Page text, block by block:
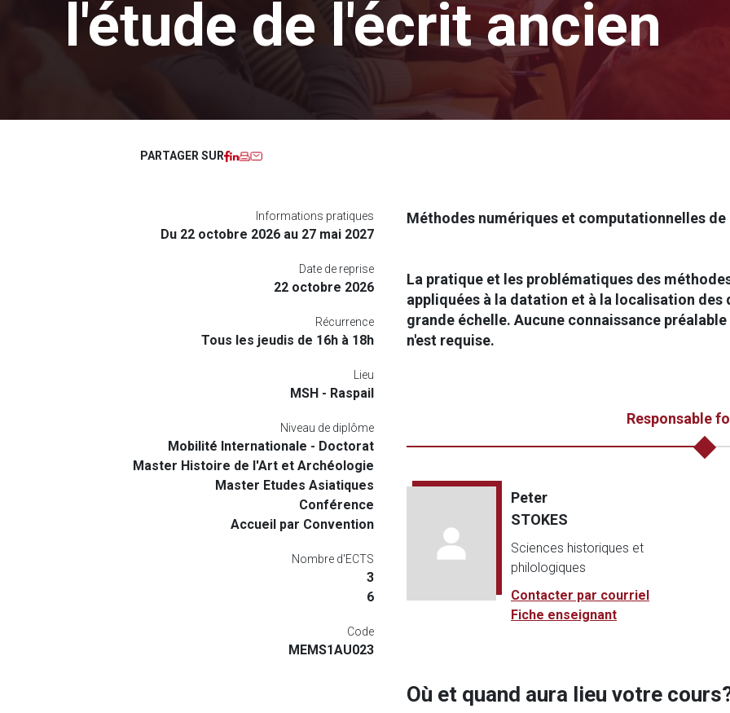
l'étude de l'écrit ancien
PARTAGER SUR Facebook
LinkedIn
Imprimer
Informations pratiques
Du 22 octobre 2026 au 27 mai 2027
Date de reprise
22 octobre 2026
Récurrence
Tous les jeudis de 16h à 18h
Lieu
MSH - Raspail
Niveau de diplôme
Mobilité Internationale - Doctorat
Master Histoire de l'Art et Archéologie
Master Etudes Asiatiques
Conférence
Accueil par Convention
Nombre d'ECTS
3
6
Code
MEMS1AU023
Méthodes numériques et computationnelles
La pratique et les problématiques des
appliquées à la datation et à la localisation
grande échelle. Aucune connaissance
n'est requise.
Responsable
Peter
STOKES
Sciences historiques et
philologiques
Contacter par courriel
Fiche enseignant
Où et quand aura lieu votre